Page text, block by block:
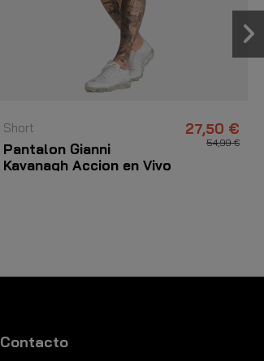
Short
Pantalon Gianni
Kavanagh Accion en Vivo
27,50 €
54,99 €
Contacto